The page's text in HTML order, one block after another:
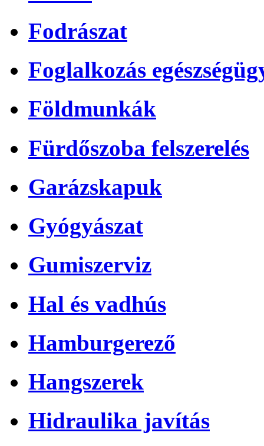
Fodrászat
Foglalkozás
Földmunkák
Fürdőszoba felszerelés
Garázskapuk
Gyógyászat
Gumiszerviz
Hal és vadhús
Hamburgerező
Hangszerek
Hidraulika javítás